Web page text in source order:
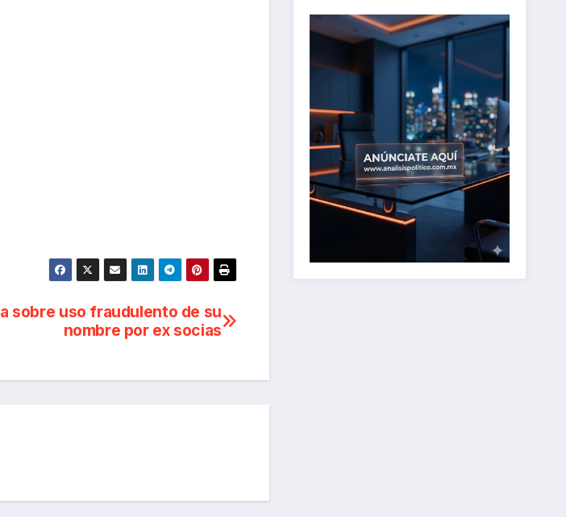
sobre uso fraudulento de su
nombre por ex socias